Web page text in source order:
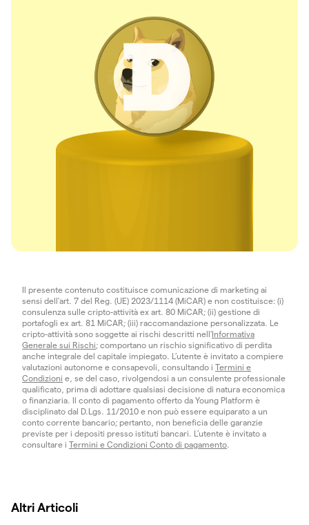
Il presente contenuto costituisce comunicazione di marketing ai
sensi dell'art. 7 del Reg. (UE) 2023/1114 (MiCAR) e non costituisce: (i)
consulenza sulle cripto-attività ex art. 80 MiCAR; (ii) gestione di
portafogli ex art. 81 MiCAR; (iii) raccomandazione personalizzata. Le
cripto-attività sono soggette ai rischi descritti nell'Informativa
Generale sui Rischi; comportano un rischio significativo di perdita
anche integrale del capitale impiegato. L’utente è invitato a compiere
valutazioni autonome e consapevoli, consultando i Termini e
Condizioni e, se del caso, rivolgendosi a un consulente professionale
qualificato, prima di adottare qualsiasi decisione di natura economica
o finanziaria. Il conto di pagamento offerto da Young Platform è
disciplinato dal D.Lgs. 11/2010 e non può essere equiparato a un
conto corrente bancario; pertanto, non beneficia delle garanzie
previste per i depositi presso istituti bancari. L’utente è invitato a
consultare i Termini e Condizioni Conto di pagamento.
Altri Articoli